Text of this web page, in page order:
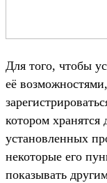
Для того, чтобы
её
котором хранятся
установленных
некоторые его
показывать